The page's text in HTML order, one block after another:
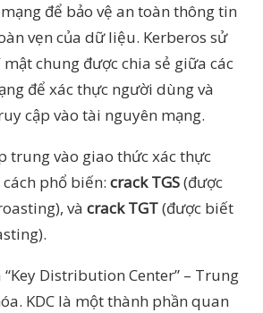
để bảo vệ an toàn thông tin
vẹn của dữ liệu. Kerberos sử
chung được chia sẻ giữa các
để xác thực người dùng và
cập vào tài nguyên mạng.
trung vào giao thức xác thực
phổ biến: crack TGS(được
và crack TGT(được biết
Distribution Center” – Trung
KDC là một thành phần quan